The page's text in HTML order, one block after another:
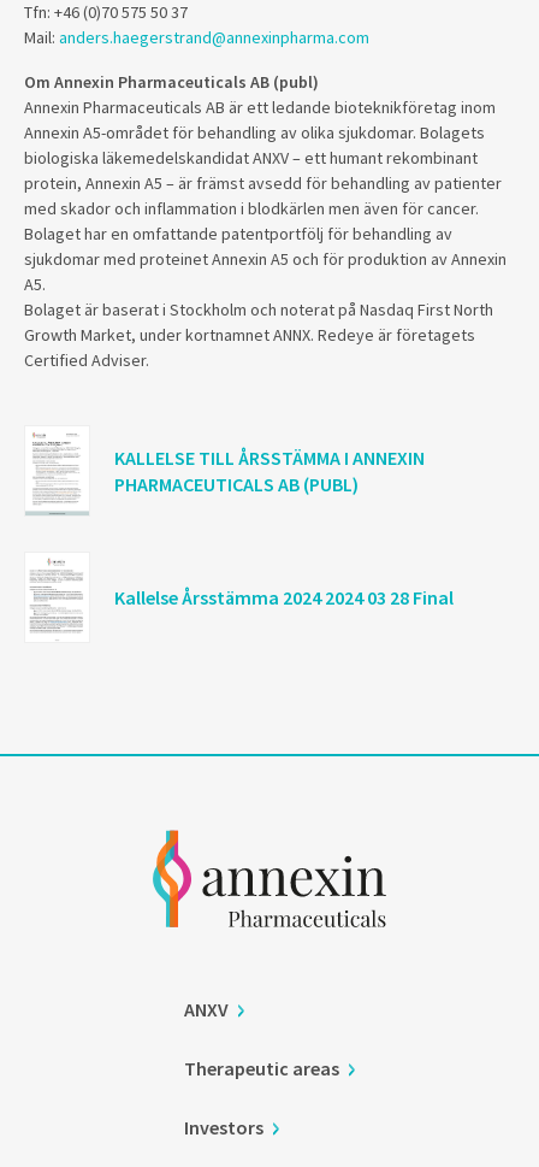
Tfn: +46 (0)70 575 50 37
Mail: anders.haegerstrand@annexinpharma.com
Om Annexin Pharmaceuticals AB (publ)
Annexin Pharmaceuticals AB är ett ledande bioteknikföretag inom
Annexin A5-området för behandling av olika sjukdomar. Bolagets
biologiska läkemedelskandidat ANXV – ett humant rekombinant
protein, Annexin A5 – är främst avsedd för behandling av patienter
med skador och inflammation i blodkärlen men även för cancer.
Bolaget har en omfattande patentportfölj för behandling av
sjukdomar med proteinet Annexin A5 och för produktion av Annexin
A5.
Bolaget är baserat i Stockholm och noterat på Nasdaq First North
Growth Market, under kortnamnet ANNX. Redeye är företagets
Certified Adviser.
KALLELSE TILL ÅRSSTÄMMA I ANNEXIN
PHARMACEUTICALS AB (PUBL)
Kallelse Årsstämma 2024 2024 03 28 Final
ANXV
Therapeutic areas
Investors